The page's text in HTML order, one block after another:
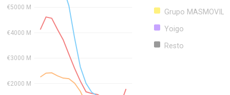
Grupo MASMOVIL
Yoigo
Resto
€2000 M
€3000 M
€4000 M
€5000 M